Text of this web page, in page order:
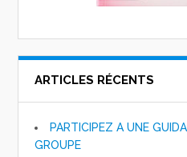
ARTICLES RÉCENTS
PARTICIPEZ A UNE
GROUPE